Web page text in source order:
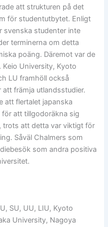
att strukturen på det
för studentutbytet. Enligt
svenska studenter inte
terminerna om detta
poäng. Däremot var de
Keio University, Kyoto
LU framhöll också
främja utlandsstudier.
att flertalet japanska
att tillgodoräkna sig
trots att detta var viktigt för
Såväl Chalmers som
som andra positiva
SU, UU, LIU, Kyoto
University, Nagoya